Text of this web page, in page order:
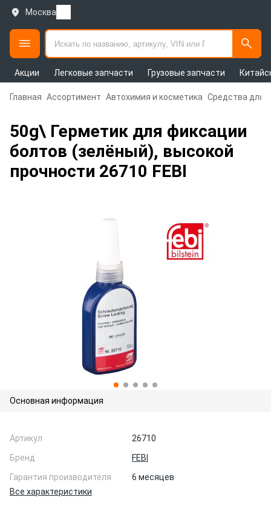
Москва
Акции Легковые запчасти Грузовые запчасти
Главная Ассортимент Автохимия и косметика Средства для
50g\ Герметик для фиксации
болтов (зелёный), высокой
прочности 26710 FEBI
Основная информация
Артикул
26710
Бренд
FEBI
Гарантия производителя
6 месяцев
Все характеристики